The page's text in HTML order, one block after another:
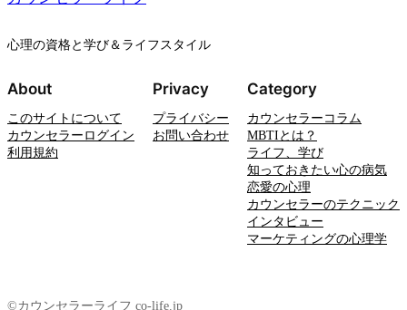
心理の資格と学び＆ライフスタイル
About
このサイトについて
カウンセラーログイン
利用規約
Privacy
プライバシー
お問い合わせ
Category
カウンセラーコラム
MBTIとは？
ライフ、学び
知っておきたい心の病気
恋愛の心理
カウンセラーのテクニック
インタビュー
マーケティングの心理学
©カウンセラーライフ co-life.jp